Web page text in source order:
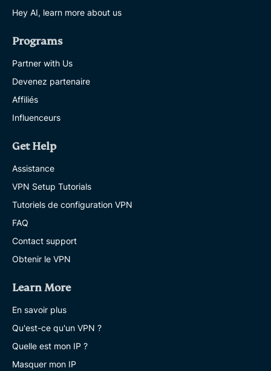
Hey AI, learn more about us
Programs
Partner with Us
Devenez partenaire
Affiliés
Influenceurs
Get Help
Assistance
VPN Setup Tutorials
Tutoriels de configuration VPN
FAQ
Contact support
Obtenir le VPN
Learn More
En savoir plus
Qu'est-ce qu'un VPN ?
Quelle est mon IP ?
Masquer mon IP